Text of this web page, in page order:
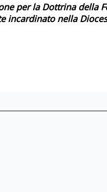
per la Dottrina della
incardinato nella